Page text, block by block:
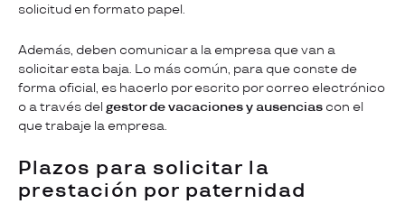
solicitud en formato papel.
Además, deben comunicar a la empresa que van a
solicitar esta baja. Lo más común, para que conste de
forma oficial, es hacerlo por escrito por correo electrónico
o a través del gestor de vacaciones y ausencias con el
que trabaje la empresa.
Plazos para solicitar la
prestación por paternidad